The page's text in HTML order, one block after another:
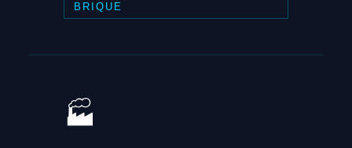
BRIQUE
🏭